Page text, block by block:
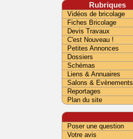
Rubriques
Vidéos de bricolage
Fiches Bricolage
Devis Travaux
C'est Nouveau !
Petites Annonces
Dossiers
Schémas
Liens & Annuaires
Salons & Evènements
Reportages
Plan du site
Poser une question
Votre avis